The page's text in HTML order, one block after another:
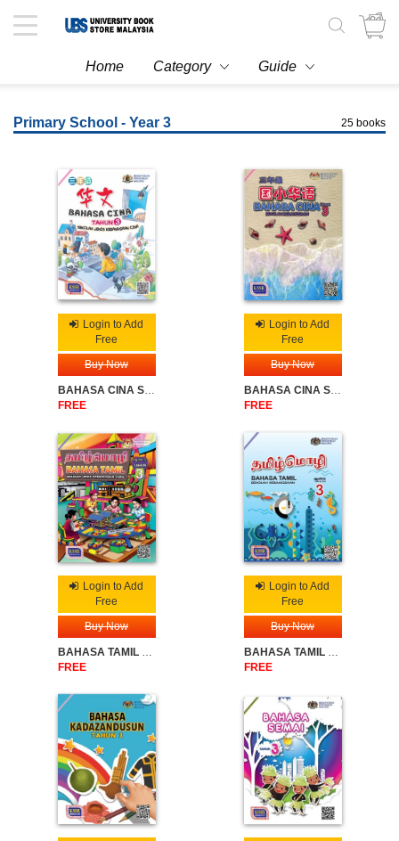
Toggle
navigation
Home Category Guide
Primary School - Year 3 25 books
Login to Add
Free
Buy Now
BAHASA CINA SJKC TAHUN 3
FREE
Login to Add
Free
Buy Now
BAHASA CINA SK TAHUN 3
FREE
Login to Add
Free
Buy Now
BAHASA TAMIL SJKT TAHUN 3
FREE
Login to Add
Free
Buy Now
BAHASA TAMIL SK TAHUN 3
FREE